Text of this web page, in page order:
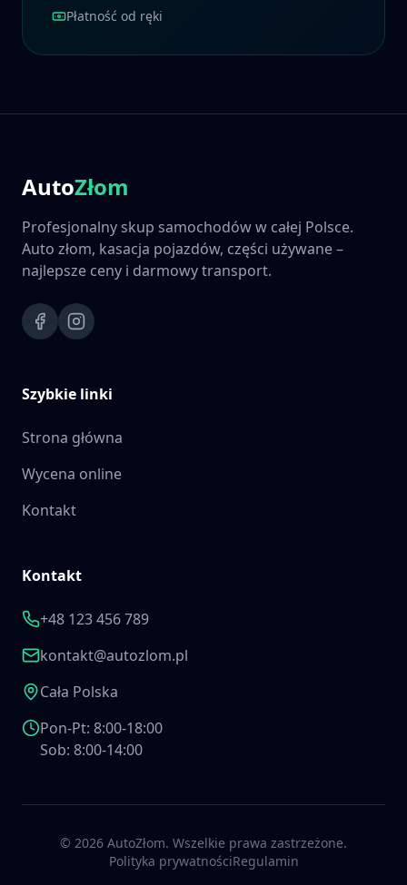
Płatność od ręki
AutoZłom
Profesjonalny skup samochodów w całej Polsce.
Auto złom, kasacja pojazdów, części używane –
najlepsze ceny i darmowy transport.
Szybkie linki
Strona główna
Wycena online
Kontakt
Kontakt
+48 123 456 789
kontakt@autozlom.pl
Cała Polska
Pon-Pt: 8:00-18:00
Sob: 8:00-14:00
© 2026 AutoZłom. Wszelkie prawa zastrzeżone.
Polityka prywatnościRegulamin